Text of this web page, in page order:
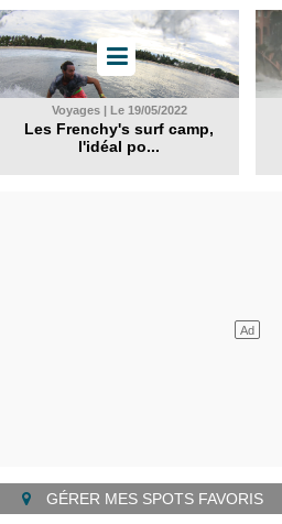
Voyages | Le 19/05/2022
Les Frenchy's surf camp,
l'idéal po...
GÉRER MES SPOTS FAVORIS